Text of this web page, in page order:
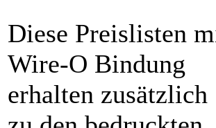
Diese Preislisten
Wire-O Bindung
erhalten zusätzlich